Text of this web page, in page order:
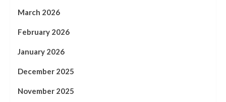
March 2026
February 2026
January 2026
December 2025
November 2025